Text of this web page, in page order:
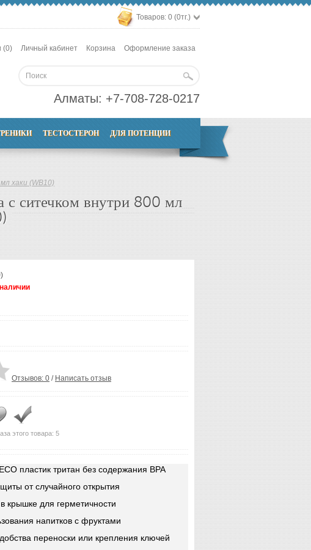
Товаров: 0 (0тг.)
(0) Личный кабинет Корзина Оформление заказа
Алматы: +7-708-728-0217
ТЕСТОСТЕРОН ДЛЯ ПОТЕНЦИИ
хаки (WB10)
с ситечком внутри 800 мл
Отзывов: 0 / Написать отзыв
этого товара: 5
пластик тритан без содержания BPA
от случайного открытия
крышке для герметичности
напитков с фруктами
переноски или крепления ключей